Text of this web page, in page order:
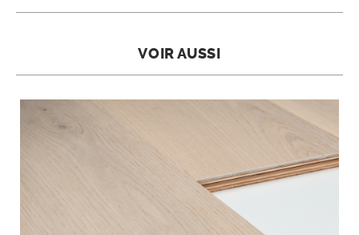
VOIR AUSSI